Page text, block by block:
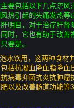
要包括以下几点疏风
热引起的头痛发热等
明目，对于治疗肝肾
时，它也有助于改善
要是。
水饮用，这两种食材
括抗凝血降血脂降血
病毒抑菌抗炎抗肿瘤
以及改善肠道功能等